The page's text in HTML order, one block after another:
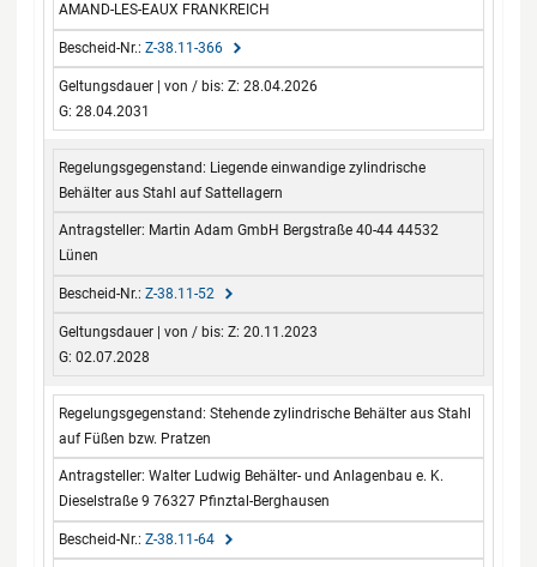
AMAND-LES-EAUX FRANKREICH
Z-38.11-366
Z: 28.04.2026
G: 28.04.2031
Liegende einwandige zylindrische
Behälter aus Stahl auf Sattellagern
Martin Adam GmbH Bergstraße 40-44 44532
Lünen
Z-38.11-52
Z: 20.11.2023
G: 02.07.2028
Stehende zylindrische Behälter aus Stahl
auf Füßen bzw. Pratzen
Walter Ludwig Behälter- und Anlagenbau e. K.
Dieselstraße 9 76327 Pfinztal-Berghausen
Z-38.11-64